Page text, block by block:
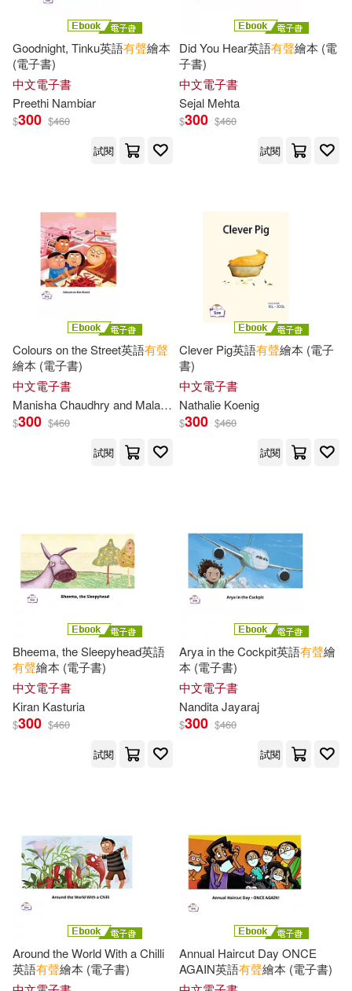
（美）馬克·吐溫(40)
Andrea A./ Ruszkiewicz(39)
Laurie G./ Mandell(39)
Thompson(39)
龔勛（主編）(39)
Rachel(38) Readiness(38)
世一文化編輯群(38)
商務國際辭書編輯部(38)
崔鍾雷（主編）(38)
林世仁(38) 根華編輯部(38)
高詩佳(38) （蘇）高爾基(38)
Evan-Moor Corporation(37)
Marcus(37)
Press(37)
河馬文化(37)
遠東圖書公司編審委員會(37)
（印）泰戈爾(37) 出口仁(36)
本書編委會編(36)
東南大學出版社(172)
三采(171)
福建少年兒童出版社(169)
北京教育出版社(164)
湖南文藝出版社(164)
石油工業出版社(164)
漫遊者文化(163)
布克文化(162) 豪風(162)
汕頭大學出版社(159)
上海遠東出版社(158)
鴻儒堂(158)
九州出版社(157)
海豚出版社(155) 眾文(154)
台灣角川(153)
安徽少年兒童出版社(153)
Goodnight, Tinku英語有聲繪本
(電子書)
中文電子書
Preethi Nambiar
$300 $460
試閱
Did You Hear英語有聲繪本 (電
子書)
中文電子書
Sejal Mehta
$300 $460
試閱
Colours on the Street英語有聲
繪本 (電子書)
中文電子書
Manisha Chaudhry and Mala Kumar
$300 $460
試閱
Clever Pig英語有聲繪本 (電子
書)
中文電子書
Nathalie Koenig
$300 $460
試閱
Bheema, the Sleepyhead英語
有聲繪本 (電子書)
中文電子書
Kiran Kasturia
$300 $460
試閱
Arya in the Cockpit英語有聲繪
本 (電子書)
中文電子書
Nandita Jayaraj
$300 $460
試閱
Around the World With a Chilli
英語有聲繪本 (電子書)
Annual Haircut Day ONCE
AGAIN英語有聲繪本 (電子書)